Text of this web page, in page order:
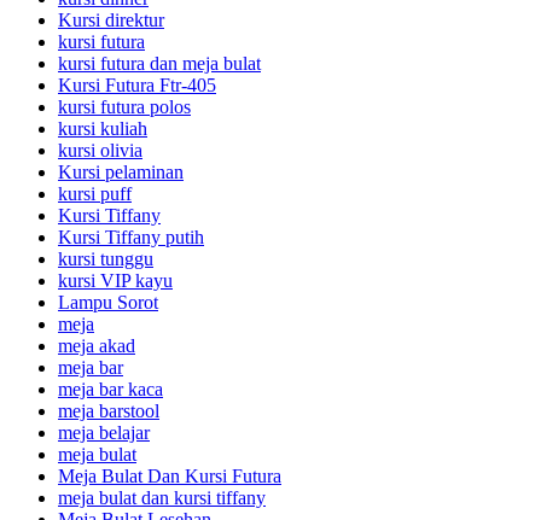
Kursi direktur
kursi futura
kursi futura dan meja bulat
Kursi Futura Ftr-405
kursi futura polos
kursi kuliah
kursi olivia
Kursi pelaminan
kursi puff
Kursi Tiffany
Kursi Tiffany putih
kursi tunggu
kursi VIP kayu
Lampu Sorot
meja
meja akad
meja bar
meja bar kaca
meja barstool
meja belajar
meja bulat
Meja Bulat Dan Kursi Futura
meja bulat dan kursi tiffany